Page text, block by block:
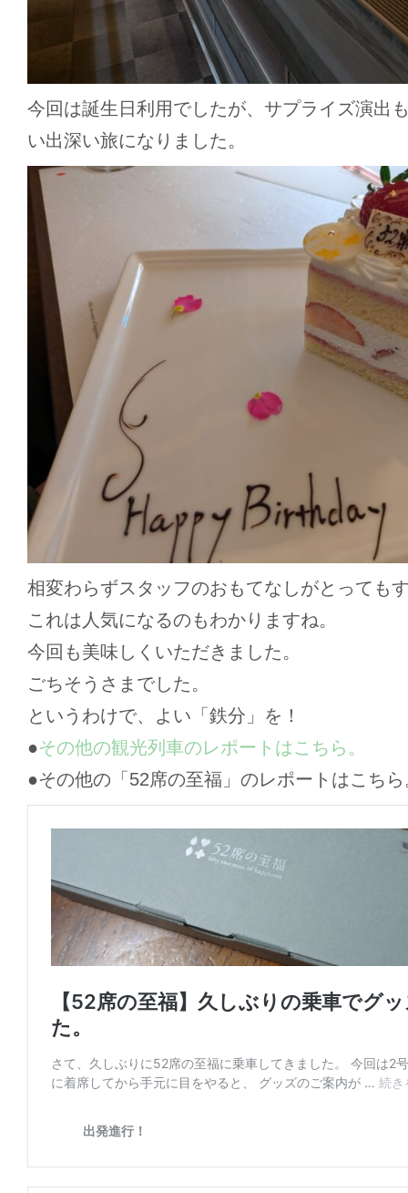
今回は誕生日利用でしたが、サプライズ演出
い出深い旅になりました。
相変わらずスタッフのおもてなしがとっても
これは人気になるのもわかりますね。
今回も美味しくいただきました。
ごちそうさまでした。
というわけで、よい「鉄分」を！
●その他の観光列車のレポートはこちら。
●その他の「52席の至福」のレポートはこちら